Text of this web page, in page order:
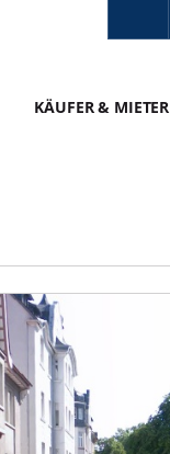
KÄUFER & MIETER